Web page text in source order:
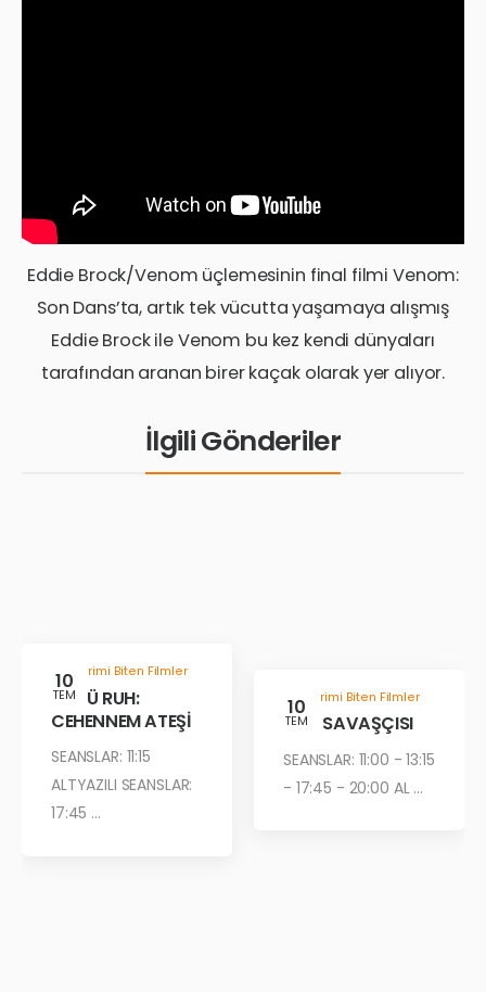
Eddie Brock/Venom üçlemesinin final filmi Venom:
Son Dans’ta, artık tek vücutta yaşamaya alışmış
Eddie Brock ile Venom bu kez kendi dünyaları
tarafından aranan birer kaçak olarak yer alıyor.
İlgili Gönderiler
10
TEM
Gösterimi Biten Filmler
KÖTÜ RUH:
CEHENNEM ATEŞİ
SEANSLAR: 11:15
ALTYAZILI SEANSLAR:
17:45 ...
10
TEM
Gösterimi Biten Filmler
ÇÖL SAVAŞÇISI
SEANSLAR: 11:00 - 13:15
- 17:45 - 20:00 AL ...